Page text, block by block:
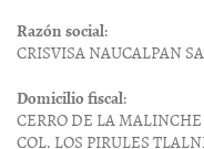
Razón social:
CRISVISA NAUCALPAN
Domicilio fiscal:
CERRO DE LA MALINCHE
COL. LOS PIRULES